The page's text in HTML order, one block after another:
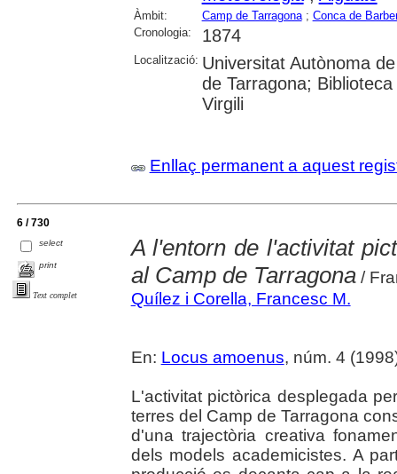
Àmbit: Camp de Tarragona; Conca de
Cronologia:
1874
Localització: Universitat Autònoma
de Tarragona;
Virgili
Enllaç permanent a aquest
6 / 730
select
print
Text complet
A l'entorn de l'activitat
al Camp de Tarragona/
Quílez i Corella, Francesc M.
En: Locus amoenus, núm. 4
L'activitat pictòrica desplegada
terres del Camp de Tarragona
d'una trajectòria creativa
dels models academicistes. A